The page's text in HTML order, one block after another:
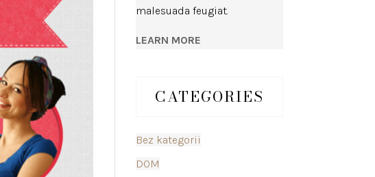
malesuada feugiat.
LEARN MORE
CATEGORIES
Bez kategorii
DOM